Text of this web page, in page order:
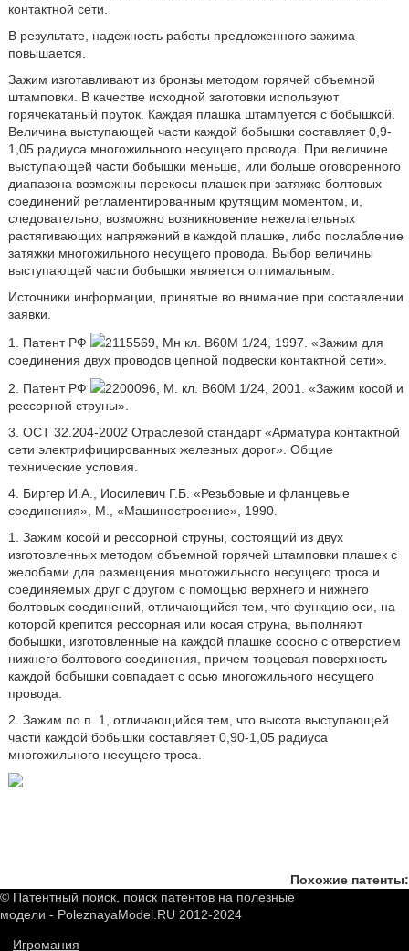
контактной сети.
В результате, надежность работы предложенного зажима
повышается.
Зажим изготавливают из бронзы методом горячей объемной
штамповки. В качестве исходной заготовки используют
горячекатаный пруток. Каждая плашка штампуется с бобышкой.
Величина выступающей части каждой бобышки составляет 0,9-
1,05 радиуса многожильного несущего провода. При величине
выступающей части бобышки меньше, или больше оговоренного
диапазона возможны перекосы плашек при затяжке болтовых
соединений регламентированным крутящим моментом, и,
следовательно, возможно возникновение нежелательных
растягивающих напряжений в каждой плашке, либо послабление
затяжки многожильного несущего провода. Выбор величины
выступающей части бобышки является оптимальным.
Источники информации, принятые во внимание при составлении
заявки.
1. Патент РФ
2115569, Мн кл. B60M 1/24, 1997. «Зажим для
соединения двух проводов цепной подвески контактной сети».
2. Патент РФ
2200096, М. кл. B60M 1/24, 2001. «Зажим косой и
рессорной струны».
3. ОСТ 32.204-2002 Отраслевой стандарт «Арматура контактной
сети электрифицированных железных дорог». Общие
технические условия.
4. Биргер И.А., Иосилевич Г.Б. «Резьбовые и фланцевые
соединения», М., «Машиностроение», 1990.
1. Зажим косой и рессорной струны, состоящий из двух
изготовленных методом объемной горячей штамповки плашек с
желобами для размещения многожильного несущего троса и
соединяемых друг с другом с помощью верхнего и нижнего
болтовых соединений, отличающийся тем, что функцию оси, на
которой крепится рессорная или косая струна, выполняют
бобышки, изготовленные на каждой плашке соосно с отверстием
нижнего болтового соединения, причем торцевая поверхность
каждой бобышки совпадает с осью многожильного несущего
провода.
2. Зажим по п. 1, отличающийся тем, что высота выступающей
части каждой бобышки составляет 0,90-1,05 радиуса
многожильного несущего троса.
Похожие патенты:
© Патентный поиск, поиск патентов на полезные
модели - PoleznayaModel.RU 2012-2024
Игромания